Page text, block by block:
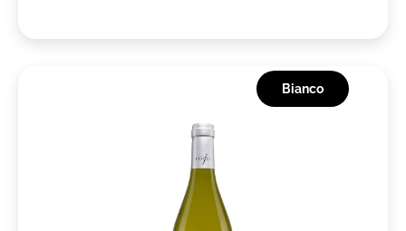
Bianco